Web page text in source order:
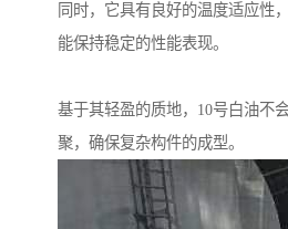
同时，它具有良好的温度适应性
能保持稳定的性能表现。
基于其轻盈的质地，10号白油不
聚，确保复杂构件的成型。